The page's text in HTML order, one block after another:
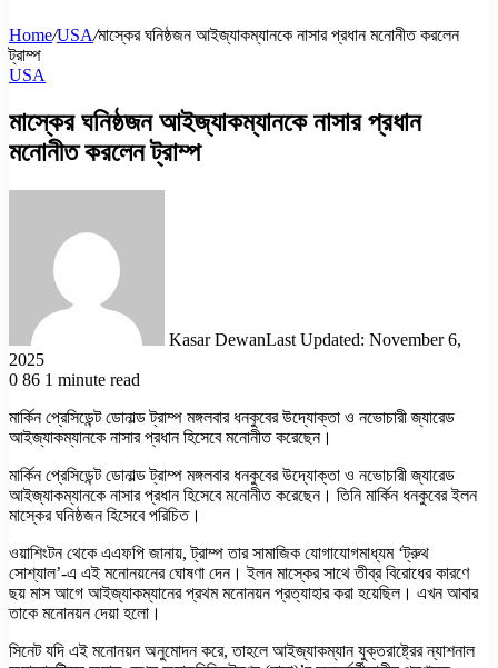
Home/USA/মাস্কের ঘনিষ্ঠজন আইজ্যাকম্যানকে নাসার প্রধান মনোনীত করলেন
ট্রাম্প
USA
মাস্কের ঘনিষ্ঠজন আইজ্যাকম্যানকে নাসার প্রধান
মনোনীত করলেন ট্রাম্প
Kasar DewanLast Updated: November 6,
2025
0 86 1 minute read
মার্কিন প্রেসিডেন্ট ডোনাল্ড ট্রাম্প মঙ্গলবার ধনকুবের উদ্যোক্তা ও নভোচারী জ্যারেড
আইজ্যাকম্যানকে নাসার প্রধান হিসেবে মনোনীত করেছেন।
মার্কিন প্রেসিডেন্ট ডোনাল্ড ট্রাম্প মঙ্গলবার ধনকুবের উদ্যোক্তা ও নভোচারী জ্যারেড
আইজ্যাকম্যানকে নাসার প্রধান হিসেবে মনোনীত করেছেন। তিনি মার্কিন ধনকুবের ইলন
মাস্কের ঘনিষ্ঠজন হিসেবে পরিচিত।
ওয়াশিংটন থেকে এএফপি জানায়, ট্রাম্প তার সামাজিক যোগাযোগমাধ্যম ‘ট্রুথ
সোশ্যাল’-এ এই মনোনয়নের ঘোষণা দেন। ইলন মাস্কের সাথে তীব্র বিরোধের কারণে
ছয় মাস আগে আইজ্যাকম্যানের প্রথম মনোনয়ন প্রত্যাহার করা হয়েছিল। এখন আবার
তাকে মনোনয়ন দেয়া হলো।
সিনেট যদি এই মনোনয়ন অনুমোদন করে, তাহলে আইজ্যাকম্যান যুক্তরাষ্ট্রের ন্যাশনাল